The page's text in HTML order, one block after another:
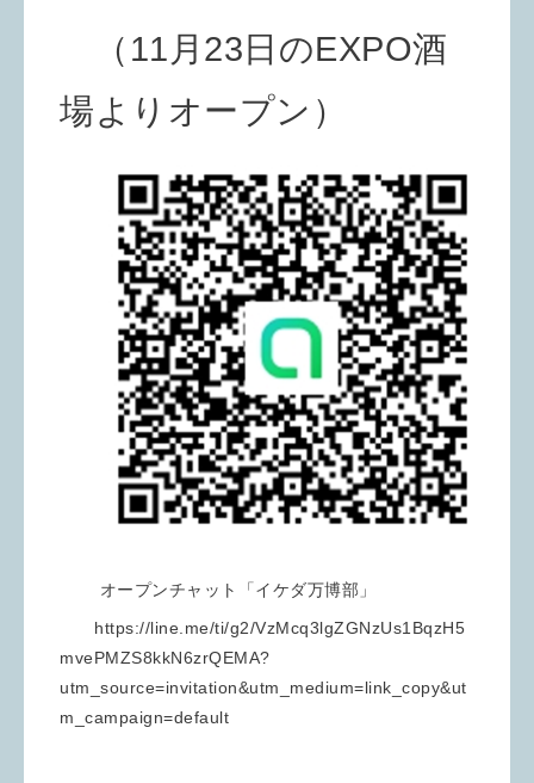
（11月23日のEXPO酒
場よりオープン）
オープンチャット「イケダ万博部」
https://line.me/ti/g2/VzMcq3lgZGNzUs1BqzH5
mvePMZS8kkN6zrQEMA?
utm_source=invitation&utm_medium=link_copy&ut
m_campaign=default